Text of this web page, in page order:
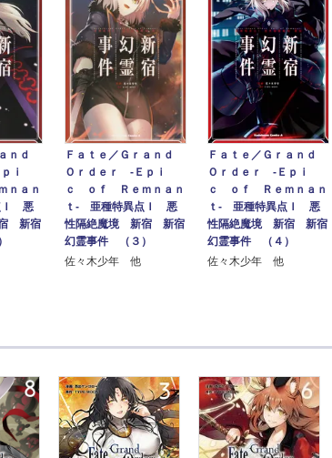
ｎｄ
ｉ
ａｎ
Ｉ 悪
新宿
Ｆａｔｅ／Ｇｒａｎｄ
Ｏｒｄｅｒ ‐Ｅｐｉ
ｃ ｏｆ Ｒｅｍｎａｎ
ｔ‐ 亜種特異点Ｉ 悪
性隔絶魔境 新宿 新宿
幻霊事件 （３）
佐々木少年 他
Ｆａｔｅ／Ｇｒａｎｄ
Ｏｒｄｅｒ ‐Ｅｐｉ
ｃ ｏｆ Ｒｅｍｎａｎ
ｔ‐ 亜種特異点Ｉ 悪
性隔絶魔境 新宿 新宿
幻霊事件 （４）
佐々木少年 他